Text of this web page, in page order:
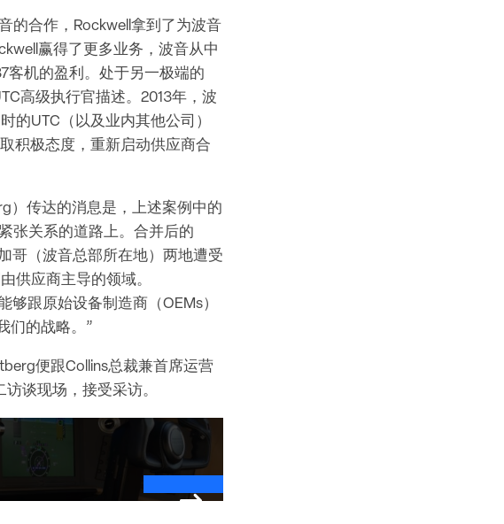
的合作，Rockwell拿到了为波音
赢得了更多业务，波音从中
客机的盈利。处于另一极端的
高级执行官描述。2013年，波
的UTC（以及业内其他公司）
积极态度，重新启动供应商合
）传达的消息是，上述案例中的
张关系的道路上。合并后的
哥（波音总部所在地）两地遭受
供应商主导的领域。
跟原始设备制造商（OEMs）
们的战略。”
便跟Collins总裁兼首席运营
谈现场，接受采访。